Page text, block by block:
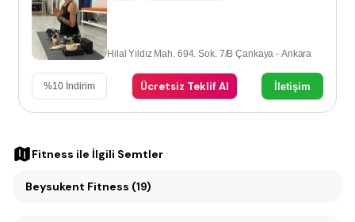
Hilal Yıldız Mah. 694. Sok. 7/B Çankaya - Ankara
%10 İndirim Ücretsiz Teklif Al İletişim
Fitness ile İlgili Semtler
Beysukent Fitness (19)